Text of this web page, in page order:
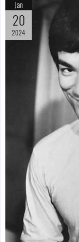
Jan
20
2024